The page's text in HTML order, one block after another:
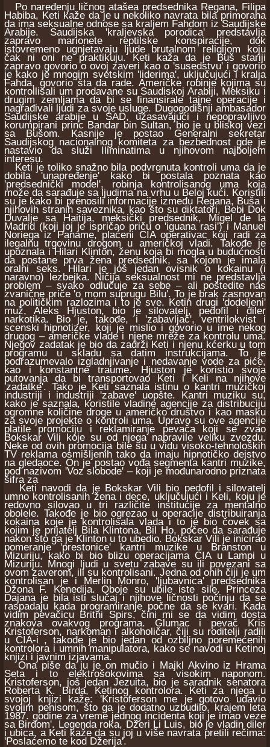
Po naređenju ličnog atašea predsednika Regana, Filipa
Habiba, Keti kaže da je u nekoliko navrata bila primorana
da ima seksualne odnose sa kraljem Fahdom iz Saudijske
Arabije. Saudijska 'kraljevska porodica' predstavlja
zapravo marionete reptilske konspiracije, dok
istovremeno ugnjetavaju ljude brutalnom religijom koju
čak ni oni ne praktikuju. Keti kaža da je Buš stariji
zapravo govorio o ovoj zaveri kao o 'susedstvu' i govorio
je kako je mnogim svetskim 'liderima', uključujući i kralja
Fahda, govorio šta da rade. Američke robinje kojima su
kontrollisali um prodavane su Saudiskoj Arabiji, Meksiku i
drugim zemljama da bi se finansirale tajne operacije i
nagrađivali ljudi za svoje usluge. Dugogodišnji ambasador
Saudijske arabije u SAD, užasavajući i nepopravljivo
korumpirani princ Bandar bin Sultan, bio je u bliskoj vezi
sa Bušom. Kasnije je postao Generalni sekretar
Saudijskog nacionalnog komiteta za bezbednost gde je
nastavio da služi Iliminatima u njihovom najboljem
interesu.
Keti je toliko snažno bila podvrgnuta kontroli uma da je
dobila 'unapređenje' kako bi postala poznata kao
'predsednički model', robinja kontrolisanog uma koja
može da sarađuje sa ljudima na vrhu u Beloj kući. Koristili
su je kako bi prenosili informacije između Regana, Buša i
njihovih stranih saveznika, kao što su diktatori, Bebi Dok
Duvalje sa Haitija, meksički predsednik, Migel de la
Madrid (koji joj je ispričao priču o 'iguana rasi') i Manuel
Noriega iz Paname, plaćeni CIA operativac koji radi za
ilegalnu trgovinu drogom u američkoj vladi. Takođe je
upoznala i Hilari Klinton, ženu koja bi mogla u budućnosti
da postane prva žena predsednik, sa kojom je imala
oralni seks. Hilari je još jedan ovisnik o kokainu (i
naravno) lezbejka. Ničija seksualnost mi ne predstavlja
problem – svako odlučuje za sebe – ali poštedite nas
zvanične priče 'o mom suprugu Bilu'. To je brak zasnovan
na političkim razlozima i to je sve. Ketin drugi 'dodeljeni'
muž, Aleks Hjuston, bio je silovatelj, pedofil i diler
narkotika. Bio je, takođe, i 'zabavljač', ventrilokvist i
scenski hipnotizer, koji je mislio i govorio u ime nekog
drugog – američke vlade i njene mreže za kontrolu uma.
Njegov zadatak je bio da zadrži Keti i njenu kćerku u tom
programu u skladu sa datim instrukcijama. To je
podrazumevalo izgladnjivanje i nedavanje vode za piće,
kao i konstantne traume. Hjuston je koristio svoja
putovanja da bi transportovao Keti i Keli na njihove
'zadatke'. Tako je Keti saznala istinu o kantri muzičkoj
industriji i industriji 'zabave' uopšte. Kantri muziku su,
kako je saznala, koristile vladine agencije za distribuciju
ogromne količine droge u američko društvo i kao masku
za svoje projekte o kontroli uma. Upravo su ove agencije
platile promociju i reklamiranje pevača koji se zvao
Bokskar Vili koje su od njega napravile veliku zvezdu.
Neke od ovih promocija bile su u vidu visoko-tehnoloških
TV reklama osmišljenih tako da imaju hipnotičko dejstvo
na gledaoce. On je postao vođa segmenta kantri muzike,
pod nazivom 'Voz slobode' – koji je mođunarodno priznata
šifra za
Keti navodi da je Bokskar Vili bio pedofil i silovatelj
umno kontrolisanih žena i dece, uključujući i Keli, koju je
redovno silovao u tri različite institucije za mentalno
obolele. Takođe je bio ogrezao u operacije distribuiranja
kokaina koje je kontrolisala vlada i to je bio čovek sa
kojim je prijatelj Bila Klintona, Bil Ho, počeo da sarađuje
nakon što ga je Klinton u to ubedio. Bokskar Vili je inicirao
pomeranje 'prestonice' kantri muzike u Branston u
Mizuriju, kako bi bio blizu operacijama CIA u Lampi u
Mizuriju. Mnogi ljudi u svetu zabave su ili povezani sa
ovom zaverom, ili su kontrolisani. Jedna od onih čiji je um
kontrolisan je i Merlin Monro, 'ljubavnica' predsednika
Džona F. Kenedija. Oboje su ubile iste sile. Princeza
Dajana je bila isti slučaj i njihove ličnosti počinju da se
raspadaju kada programiranje počne da se kvari. Kada
vidim pevačicu Britni Spirs, čini mi se da vidim dosta
znakova ovakvog programa. Glumac i pevač Kris
Kristoferson, narkoman i alkoholičar, čiji su roditelji radili
u CIA-i , takođe je bio jedan od ozbiljno poremećenih
kontrolora i umnih manipulatora, kako se navodi u Ketinoj
knjizi i javnim izjavama.
Ona piše da ju je on mučio i Majkl Akvino iz Hrama
Seta i to elektrošokovima sa visokim naponom.
Kristoferson, još jedan Jezuita, bio je saradnik senatora
Roberta K. Birda, Ketinog kontrolora. Keti za njega u
svojoj knjizi kaže: 'Kristoferson me je gotovo udavio
svojim penisom, što ga je dodatno uzbudilo, krajem leta
1987. godine za vreme jednog incidenta koji je imao veze
sa Birdom'. Legenda roka, Džeri Li Luis, bio je vladin diler
i ubica, a Keti kaže da su joj u više navrata pretili rečima:
'Poslaćemo te kod Džerija'.